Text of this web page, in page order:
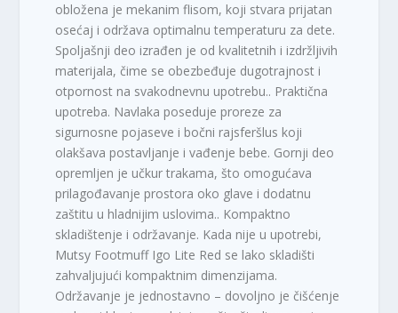
obložena je mekanim flisom, koji stvara prijatan
osećaj i održava optimalnu temperaturu za dete.
Spoljašnji deo izrađen je od kvalitetnih i izdržljivih
materijala, čime se obezbeđuje dugotrajnost i
otpornost na svakodnevnu upotrebu.. Praktična
upotreba. Navlaka poseduje proreze za
sigurnosne pojaseve i bočni rajsferšlus koji
olakšava postavljanje i vađenje bebe. Gornji deo
opremljen je učkur trakama, što omogućava
prilagođavanje prostora oko glave i dodatnu
zaštitu u hladnijim uslovima.. Kompaktno
skladištenje i održavanje. Kada nije u upotrebi,
Mutsy Footmuff Igo Lite Red se lako skladišti
zahvaljujući kompaktnim dimenzijama.
Održavanje je jednostavno – dovoljno je čišćenje